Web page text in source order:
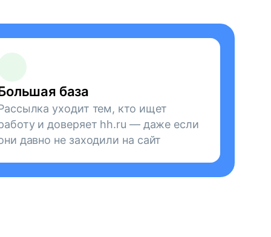
база
уходит тем, кто ищет
и доверяет hh.ru — даже если
давно не заходили на сайт